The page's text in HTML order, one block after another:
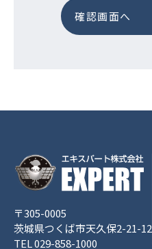
確認画面へ
〒305-0005
茨城県つくば市天久保2-21-12
TEL 029-858-1000